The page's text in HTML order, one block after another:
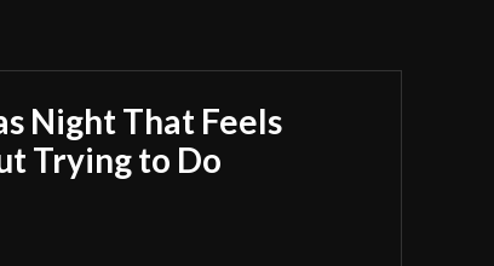
Night That Feels
Trying to Do